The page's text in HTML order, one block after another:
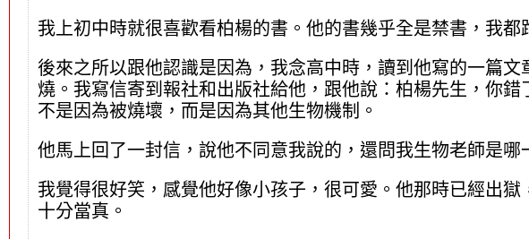
我上初中時就很喜歡看柏楊的書。他的書幾乎全是禁書，我都
後來之所以跟他認識是因為，我念高中時，讀到他寫的一篇
燒。我寫信寄到報社和出版社給他，跟他說：柏楊先生，你
不是因為被燒壞，而是因為其他生物機制。
他馬上回了一封信，說他不同意我說的，還問我生物老師是哪
我覺得很好笑，感覺他好像小孩子，很可愛。他那時已經出
十分當真。